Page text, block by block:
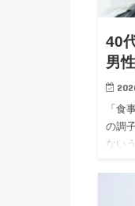
40
男
「食
の調
ない